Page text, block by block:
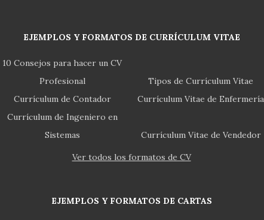
EJEMPLOS Y FORMATOS DE CURRÍCULUM VITAE
10 Consejos para hacer un CV
Profesional
Tipos de Currículum Vitae
Currículum de Contador Currículum Vitae de Enfermería
Currículum de Ingeniero en
Sistemas
Currículum Vitae de Vendedor
Ver todos los formatos de CV
EJEMPLOS Y FORMATOS DE CARTAS